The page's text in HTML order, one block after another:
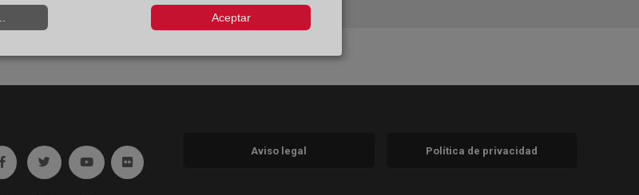
Ir a facebook (abre en ventana nueva)
Ir a twitter (abre en ventana nueva)
Ir a YouTube (abre en ventana nueva)
Ir a Flickr (abre en ventana nueva)
Aviso legal Política de privacidad
Aceptar